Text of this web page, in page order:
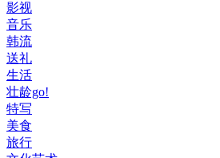
影视
音乐
韩流
送礼
生活
壮龄go!
特写
美食
旅行